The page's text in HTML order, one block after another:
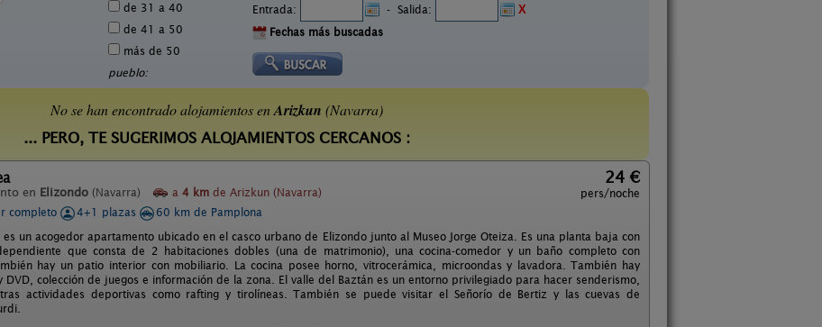
de 31 a 40
de 41 a 50
más de 50
pueblo:
Entrada:
- Salida:
X
Fechas más buscadas
No se han encontrado alojamientos enArizkun (Navarra)
... PERO, TE SUGERIMOS ALOJAMIENTOS CERCANOS :
en Elizondo (Navarra) a 4 km de Arizkun (Navarra)
24 €
pers/noche
completo
4+1 plazas
60 km de Pamplona
un acogedor apartamento ubicado en el casco urbano de Elizondo junto al Museo Jorge Oteiza. Es una planta baja con
que consta de 2 habitaciones dobles (una de matrimonio), una cocina-comedor y un baño completo con
hay un patio interior con mobiliario. La cocina posee horno, vitrocerámica, microondas y lavadora. También hay
DVD, colección de juegos e información de la zona. El valle del Baztán es un entorno privilegiado para hacer senderismo,
actividades deportivas como rafting y tirolíneas. También se puede visitar el Señorío de Bertiz y las cuevas de